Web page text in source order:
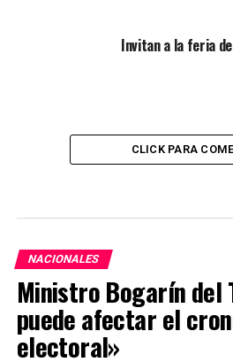
Invitan a la feria
CLICK PARA
NACIONALES
Ministro Bogarín del
puede afectar el
electoral»